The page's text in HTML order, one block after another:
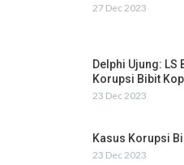
27 Dec 2023
Delphi Ujung: LS
Korupsi Bibit
23 Dec 2023
Kasus Korupsi
23 Dec 2023